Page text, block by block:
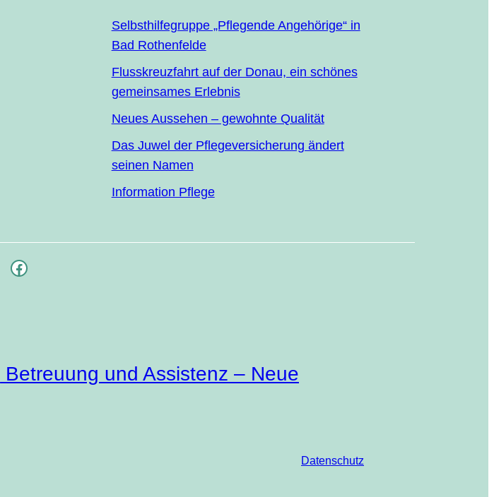
Selbst­hil­fe­grup­pe „Pfle­gen­de Ange­hö­ri­ge“ in
Bad Rothenfelde
Fluss­kreuz­fahrt auf der Donau, ein schö­nes
gemein­sa­mes Erlebnis
Neu­es Aus­se­hen – gewohn­te Qualität
Das Juwel der Pfle­ge­ver­si­che­rung ändert
sei­nen Namen
Infor­ma­ti­on Pflege
Facebook
und Assistenz – Neue
Datenschutz